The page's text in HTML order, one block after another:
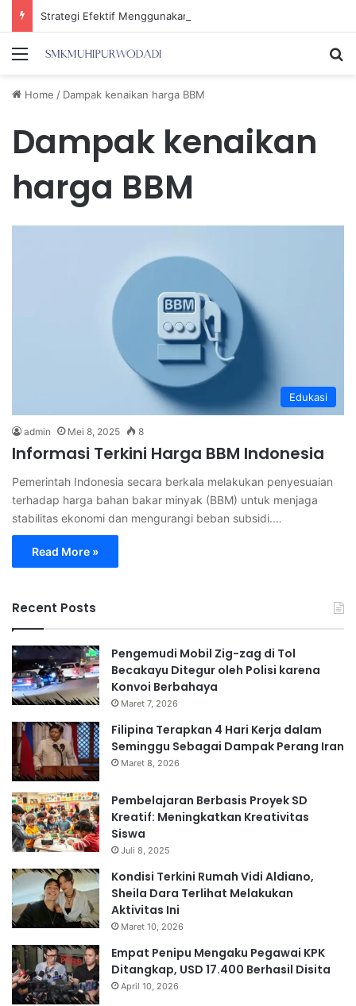
Menu
Home / Dampak kenaikan harga BBM
Dampak kenaikan
harga BBM
Edukasi
admin Mei 8, 2025 8
Informasi Terkini Harga BBM Indonesia
Pemerintah Indonesia secara berkala melakukan penyesuaian
terhadap harga bahan bakar minyak (BBM) untuk menjaga
stabilitas ekonomi dan mengurangi beban subsidi.…
Read More »
Recent Posts
Pengemudi Mobil Zig-zag di Tol
Becakayu Ditegur oleh Polisi karena
Konvoi Berbahaya
Maret 7, 2026
Filipina Terapkan 4 Hari Kerja dalam
Seminggu Sebagai Dampak Perang Iran
Maret 8, 2026
Pembelajaran Berbasis Proyek SD
Kreatif: Meningkatkan Kreativitas
Siswa
Juli 8, 2025
Kondisi Terkini Rumah Vidi Aldiano,
Sheila Dara Terlihat Melakukan
Aktivitas Ini
Maret 10, 2026
Empat Penipu Mengaku Pegawai KPK
Ditangkap, USD 17.400 Berhasil Disita
April 10, 2026